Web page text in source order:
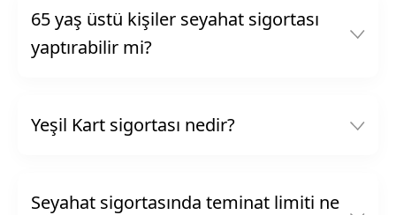
65 yaş üstü kişiler seyahat sigortası
yaptırabilir mi?
Yeşil Kart sigortası nedir?
Seyahat sigortasında teminat limiti ne